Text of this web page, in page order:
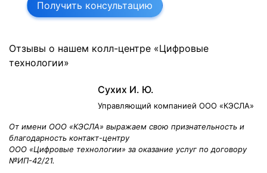
Получить консультацию
Отзывы о нашем колл-центре «Цифровые
технологии»
Сухих И. Ю.
Управляющий компанией ООО «КЭСЛА»
От имени ООО «КЭСЛА» выражаем свою признательность и
благодарность контакт-центру
ООО «Цифровые технологии» за оказание услуг по договору
№ИП-42/21.